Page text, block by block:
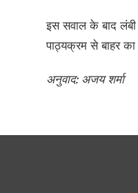
इस सवाल के बाद लंबी
पाठ्यक्रम से बाहर
अनुवाद: अजय शर्मा